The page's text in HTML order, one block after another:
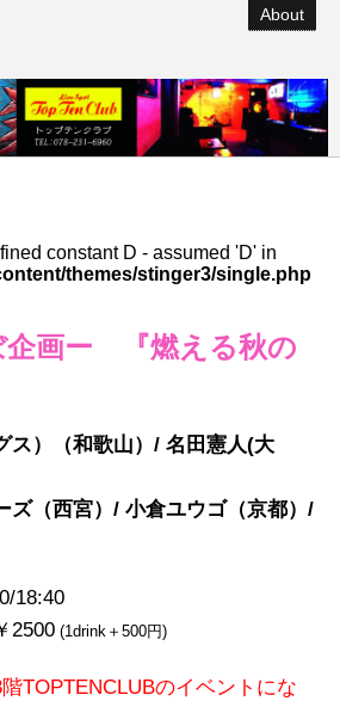
About
constant D - assumed 'D' in
themes/stinger3/single.php
企画ー 『燃える秋の
ス）（和歌山）/ 名田憲人(大
ズ（西宮）/ 小倉ユウゴ（京都）/
18:40
2500 (1drink＋500円)
TOPTENCLUBのイベントにな